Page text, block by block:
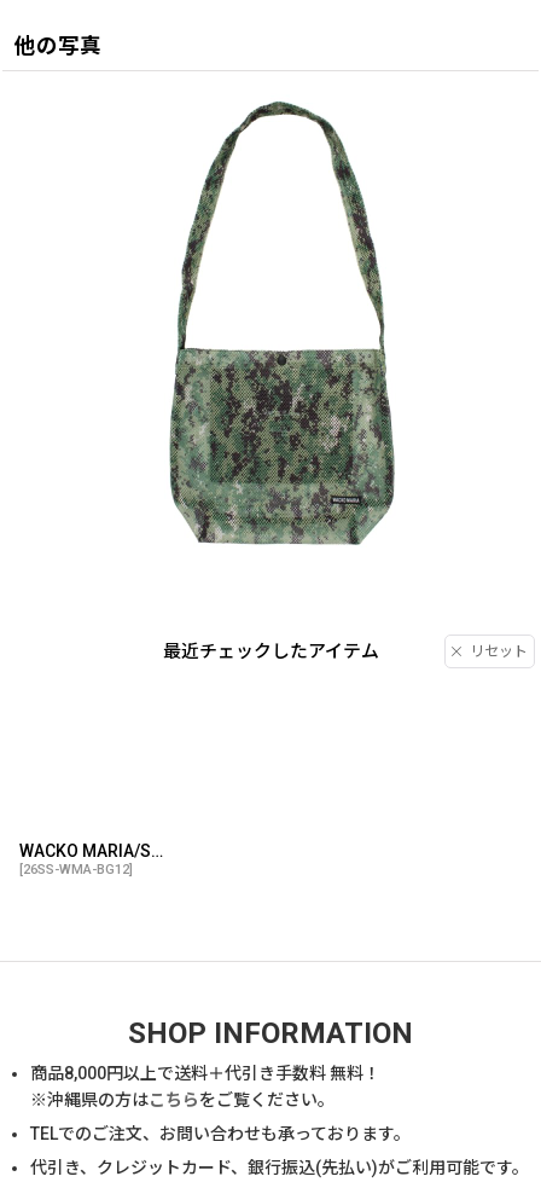
他の写真
最近チェックしたアイテム リセット
WACKO MARIA/SPEAK EASY / DIGITAL CAMO MESH SHOULDER BAG（KHAKI）［デジタルカモメッシュショルダーバッグ-26春夏］
[26SS-WMA-BG12]
SHOP INFORMATION
商品8,000円以上で送料＋代引き手数料 無料！
※沖縄県の方はこちらをご覧ください。
TELでのご注文、お問い合わせも承っております。
代引き、クレジットカード、銀行振込(先払い)がご利用可能です。